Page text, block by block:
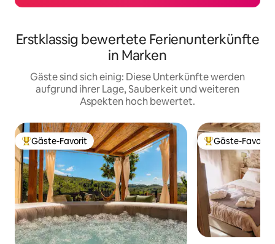
Erstklassig bewertete Ferienunterkünfte
in Marken
Gäste sind sich einig: Diese Unterkünfte werden
aufgrund ihrer Lage, Sauberkeit und weiteren
Aspekten hoch bewertet.
Beliebter Gäste-Favorit.
Gäste-Favorit Beliebter Gäste-
Gäste-Favorit